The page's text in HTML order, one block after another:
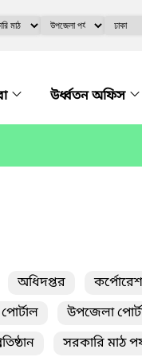
উর্ধ্বতন অফিস
অধিদপ্তর
উপজেলা
সরকারি মাঠ